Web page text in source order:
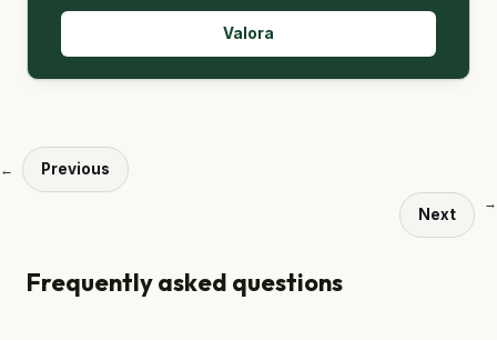
Valora
← Previous
Next
→
Frequently asked questions